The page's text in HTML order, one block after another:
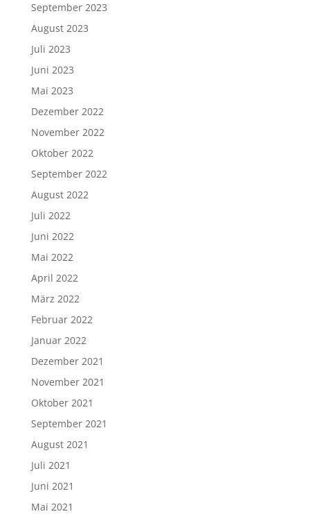
September 2023
August 2023
Juli 2023
Juni 2023
Mai 2023
Dezember 2022
November 2022
Oktober 2022
September 2022
August 2022
Juli 2022
Juni 2022
Mai 2022
April 2022
März 2022
Februar 2022
Januar 2022
Dezember 2021
November 2021
Oktober 2021
September 2021
August 2021
Juli 2021
Juni 2021
Mai 2021